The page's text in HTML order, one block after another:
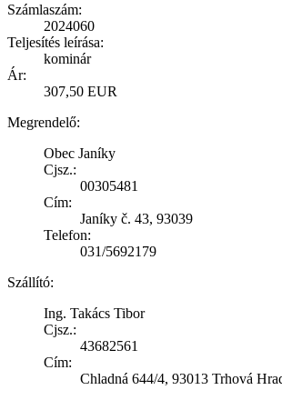
Számlaszám:
2024060
Teljesítés leírása:
kominár
Ár:
307,50 EUR
Megrendelő:
Obec Janíky
Cjsz.:
00305481
Cím:
Janíky č. 43, 93039
Telefon:
031/5692179
Szállító:
Ing. Takács Tibor
Cjsz.:
43682561
Cím:
Chladná 644/4, 93013 Trhová